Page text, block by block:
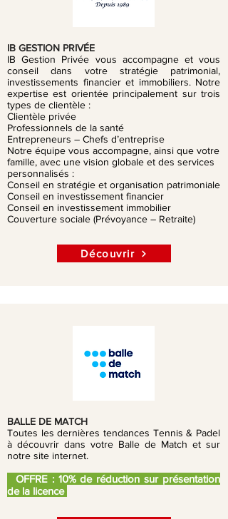
IB GESTION PRIVÉE
IB Gestion Privée vous accompagne et vous
conseil dans votre stratégie patrimonial,
investissements financier et immobiliers. Notre
expertise est orientée principalement sur trois
types de clientèle :
Clientèle privée
Professionnels de la santé
Entrepreneurs – Chefs d’entreprise
Notre équipe vous accompagne, ainsi que votre
famille, avec une vision globale et des services
personnalisés :
Conseil en stratégie et organisation patrimoniale
Conseil en investissement financier
Conseil en investissement immobilier
Couverture sociale (Prévoyance – Retraite)
Découvrir
BALLE DE MATCH
Toutes les dernières tendances Tennis & Padel
à découvrir dans votre Balle de Match et sur
notre site internet.
OFFRE : 10% de réduction sur présentation
de la licence